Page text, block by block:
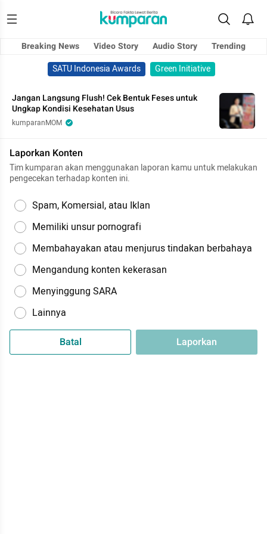
Breaking News Video Story Audio Story
Trending
SATU Indonesia Awards
Green Initiative
Jangan Langsung Flush! Cek Bentuk Feses untuk
Ungkap Kondisi Kesehatan Usus
kumparanMOM
Laporkan Konten
Tim kumparan akan menggunakan laporan kamu untuk melakukan
pengecekan terhadap konten ini.
Spam, Komersial, atau Iklan
Memiliki unsur pornografi
Membahayakan atau menjurus tindakan berbahaya
Mengandung konten kekerasan
Menyinggung SARA
Lainnya
Batal Laporkan